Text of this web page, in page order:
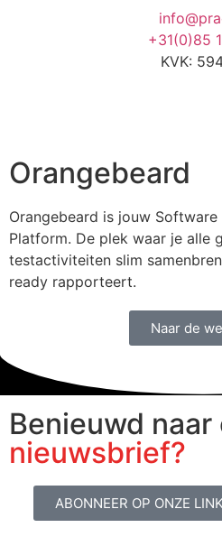
+31(0)85
KVK:
Orangebeard
Orangebeard is jouw
Platform. De plek waar je alle
testactiviteiten slim
ready rapporteert.
Naar de
Benieuwd naar
nieuwsbrief?
ABONNEER OP ONZE